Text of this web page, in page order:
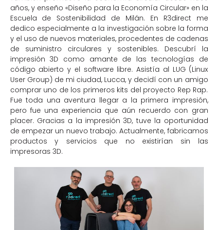
años, y enseño «Diseño para la Economía Circular» en la
Escuela de Sostenibilidad de Milán. En R3direct me
dedico especialmente a la investigación sobre la forma
y el uso de nuevos materiales, procedentes de cadenas
de suministro circulares y sostenibles. Descubrí la
impresión 3D como amante de las tecnologías de
código abierto y el software libre. Asistía al LUG (Linux
User Group) de mi ciudad, Lucca, y decidí con un amigo
comprar uno de los primeros kits del proyecto Rep Rap.
Fue toda una aventura llegar a la primera impresión,
pero fue una experiencia que aún recuerdo con gran
placer. Gracias a la impresión 3D, tuve la oportunidad
de empezar un nuevo trabajo. Actualmente, fabricamos
productos y servicios que no existirían sin las
impresoras 3D.